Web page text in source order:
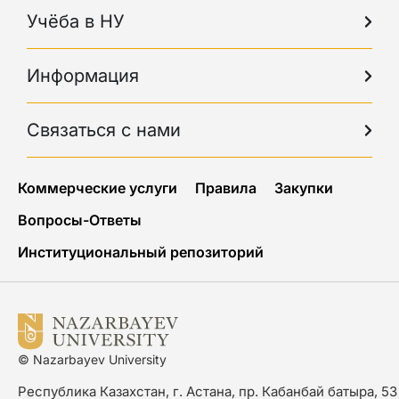
Учёба в НУ
Информация
Связаться с нами
Коммерческие услуги Правила
Закупки
Вопросы-Ответы
Институциональный репозиторий
© Nazarbayev University
Республика Казахстан, г. Астана, пр. Кабанбай батыра, 53